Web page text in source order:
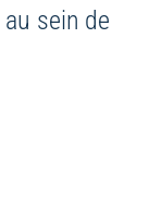
sein de